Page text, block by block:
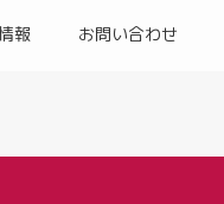
報 お問い合わせ